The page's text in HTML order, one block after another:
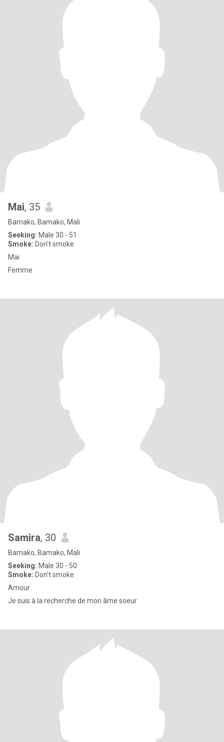
Mai, 35
Bamako, Bamako, Mali
Seeking: Male 30 - 51
Smoke: Don't smoke
Mai
Femme
Samira, 30
Bamako, Bamako, Mali
Seeking: Male 30 - 50
Smoke: Don't smoke
Amour
Je suis à la recherche de mon âme soeur